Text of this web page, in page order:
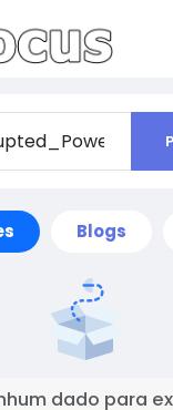
Blogs
dado para